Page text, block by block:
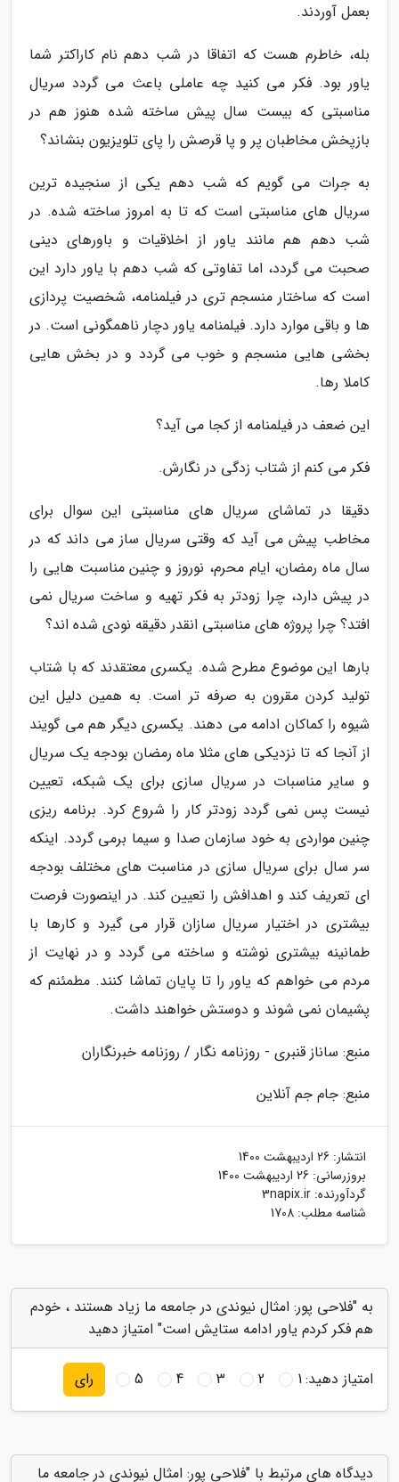
بعمل آوردند.
بله، خاطرم هست که اتفاقا در شب دهم نام کاراکتر شما
یاور بود. فکر می کنید چه عاملی باعث می گردد سریال
مناسبتی که بیست سال پیش ساخته شده هنوز هم در
بازپخش مخاطبان پر و پا قرصش را پای تلویزیون بنشاند؟
به جرات می گویم که شب دهم یکی از سنجیده ترین
سریال های مناسبتی است که تا به امروز ساخته شده. در
شب دهم هم مانند یاور از اخلاقیات و باورهای دینی
صحبت می گردد، اما تفاوتی که شب دهم با یاور دارد این
است که ساختار منسجم تری در فیلمنامه، شخصیت پردازی
ها و باقی موارد دارد. فیلمنامه یاور دچار ناهمگونی است. در
بخشی هایی منسجم و خوب می گردد و در بخش هایی
کاملا رها.
این ضعف در فیلمنامه از کجا می آید؟
فکر می کنم از شتاب زدگی در نگارش.
دقیقا در تماشای سریال های مناسبتی این سوال برای
مخاطب پیش می آید که وقتی سریال ساز می داند که در
سال ماه رمضان، ایام محرم، نوروز و چنین مناسبت هایی را
در پیش دارد، چرا زودتر به فکر تهیه و ساخت سریال نمی
افتد؟ چرا پروژه های مناسبتی انقدر دقیقه نودی شده اند؟
بارها این موضوع مطرح شده. یکسری معتقدند که با شتاب
تولید کردن مقرون به صرفه تر است. به همین دلیل این
شیوه را کماکان ادامه می دهند. یکسری دیگر هم می گویند
از آنجا که تا نزدیکی های مثلا ماه رمضان بودجه یک سریال
و سایر مناسبات در سریال سازی برای یک شبکه، تعیین
نیست پس نمی گردد زودتر کار را شروع کرد. برنامه ریزی
چنین مواردی به خود سازمان صدا و سیما برمی گردد. اینکه
سر سال برای سریال سازی در مناسبت های مختلف بودجه
ای تعریف کند و اهدافش را تعیین کند. در اینصورت فرصت
بیشتری در اختیار سریال سازان قرار می گیرد و کارها با
طمانینه بیشتری نوشته و ساخته می گردد و در نهایت از
مردم می خواهم که یاور را تا پایان تماشا کنند. مطمئنم که
پشیمان نمی شوند و دوستش خواهند داشت.
منبع: ساناز قنبری - روزنامه نگار / روزنامه خبرنگاران
منبع: جام جم آنلاین
انتشار: 26 اردیبهشت 1400
بروزرسانی: 26 اردیبهشت 1400
گردآورنده: 3napix.ir
شناسه مطلب: 1708
به "فلاحی پور: امثال نیوندی در جامعه ما زیاد هستند ، خودم
هم فکر کردم یاور ادامه ستایش است" امتیاز دهید
امتیاز دهید:1
2
3
4
5 رای
دیدگاه های مرتبط با "فلاحی پور: امثال نیوندی در جامعه ما